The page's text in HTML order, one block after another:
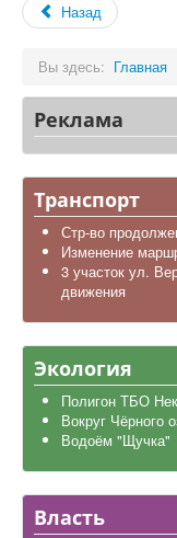
Назад
Вы здесь: Главная
Реклама
Транспорт
Стр-во
Изменение
3 участок ул.
движения
Экология
Полигон ТБО
Вокруг Чёрного
Водоём "Щучка"
Власть